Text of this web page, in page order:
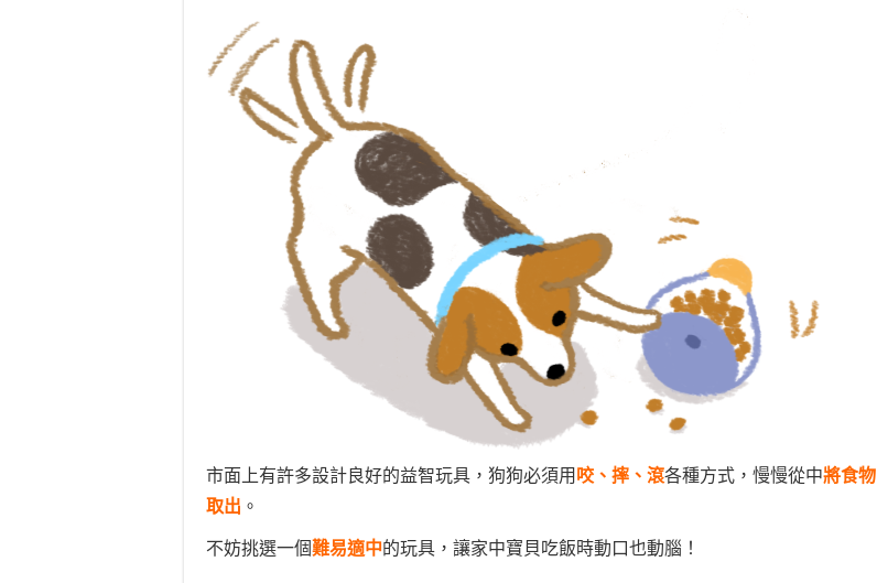
市面上有許多設計良好的益智玩具，狗狗必須用 咬、摔、滾各種方式，慢慢從中將食物
取出 。
不妨挑選一個難易適中的玩具，讓家中寶貝吃飯時動口也動腦！